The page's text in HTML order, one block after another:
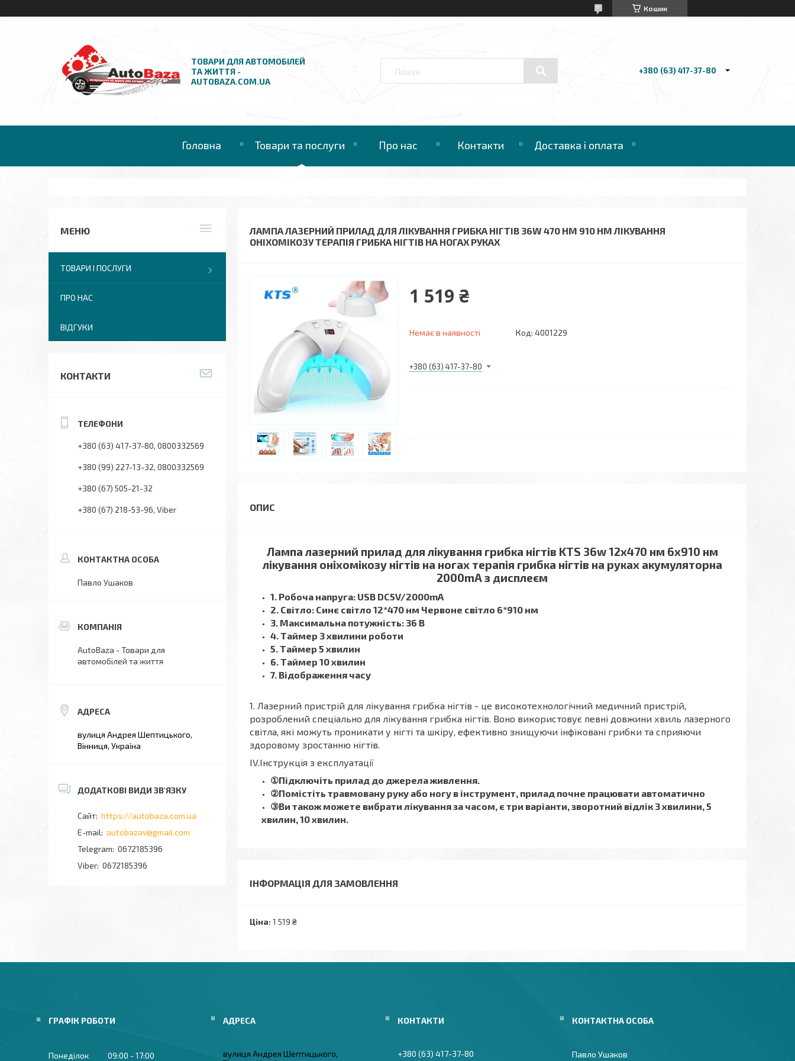
Кошик
ТОВАРИ ДЛЯ АВТОМОБІЛЕЙ
ТА ЖИТТЯ -
AUTOBAZA.COM.UA
+380 (63) 417-37-80
Головна Товари та послуги Про нас Контакти Доставка і оплата
ЛАМПА ЛАЗЕРНИЙ ПРИЛАД ДЛЯ ЛІКУВАННЯ ГРИБКА НІГТІВ 36W 470 НМ 910 НМ ЛІКУВАННЯ
ОНІХОМІКОЗУ ТЕРАПІЯ ГРИБКА НІГТІВ НА НОГАХ РУКАХ
1 519 ₴
Немає в наявності Код: 4001229
+380 (63) 417-37-80
Лампа лазерний прилад для лікування грибка нігтів KTS 36w 12x470 нм 6x910 нм
лікування оніхомікозу нігтів на ногах терапія грибка нігтів на руках акумуляторна
2000mA з дисплеєм
1. Робоча напруга: USB DC5V/2000mA
2. Світло: Синє світло 12*470 нм Червоне світло 6*910 нм
3. Максимальна потужність: 36 В
4. Таймер 3 хвилини роботи
5. Таймер 5 хвилин
6. Таймер 10 хвилин
7. Відображення часу
1. Лазерний пристрій для лікування грибка нігтів - це високотехнологічний медичний пристрій,
розроблений спеціально для лікування грибка нігтів. Воно використовує певні довжини хвиль лазерного
світла, які можуть проникати у нігті та шкіру, ефективно знищуючи інфіковані грибки та сприяючи
здоровому зростанню нігтів.
IV.Інструкція з експлуатації
①Підключіть прилад до джерела живлення.
②Помістіть травмовану руку або ногу в інструмент, прилад почне працювати автоматично
③Ви також можете вибрати лікування за часом, є три варіанти, зворотний відлік 3 хвилини, 5
хвилин, 10 хвилин.
ІНФОРМАЦІЯ ДЛЯ ЗАМОВЛЕННЯ
Ціна: 1 519 ₴
ТОВАРИ І ПОСЛУГИ
ПРО НАС
ВІДГУКИ
КОНТАКТИ
+380 (63) 417-37-80 0800332569
+380 (99) 227-13-32 0800332569
+380 (67) 505-21-32
+380 (67) 218-53-96 Viber
Павло Ушаков
AutoBaza - Товари для
автомобілей та життя
вулиця Андрея Шептицького,
Вінниця, Україна
https://autobaza.com.ua
autobazav@gmail.com
0672185396
0672185396
ГРАФІК РОБОТИ
Понеділок 09:00 17:00
вулиця Андрея Шептицького,
+380 (63) 417-37-80
Павло Ушаков